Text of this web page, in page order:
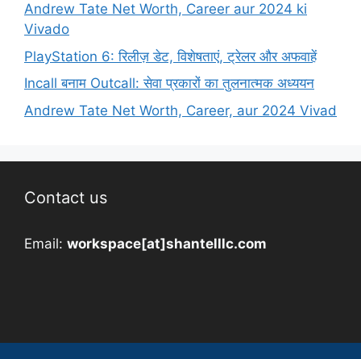
Andrew Tate Net Worth, Career aur 2024 ki
Vivado
PlayStation 6: रिलीज़ डेट, विशेषताएं, ट्रेलर और अफवाहें
Incall बनाम Outcall: सेवा प्रकारों का तुलनात्मक अध्ययन
Andrew Tate Net Worth, Career, aur 2024 Vivad
Contact us
Email: workspace[at]shantelllc.com